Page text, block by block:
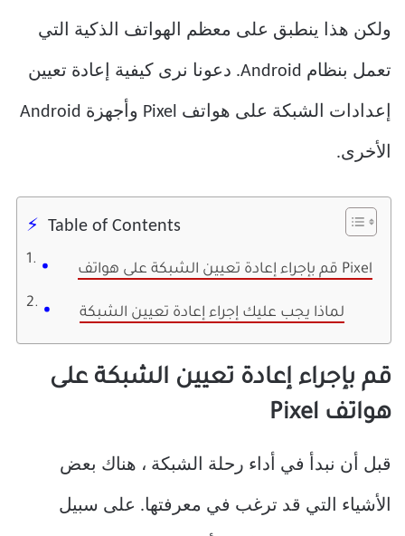
ولكن هذا ينطبق على معظم الهواتف الذكية التي
تعمل بنظام Android. دعونا نرى كيفية إعادة تعيين
إعدادات الشبكة على هواتف Pixel وأجهزة Android
الأخرى.
Table of Contents
قم بإجراء إعادة تعيين الشبكة على هواتف Pixel
لماذا يجب عليك إجراء إعادة تعيين الشبكة
قم بإجراء إعادة تعيين الشبكة على
هواتف Pixel
قبل أن نبدأ في أداء رحلة الشبكة ، هناك بعض
الأشياء التي قد ترغب في معرفتها. على سبيل